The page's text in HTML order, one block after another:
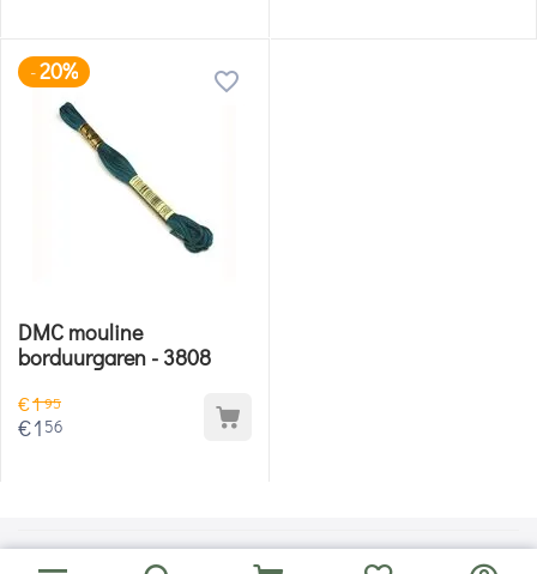
-20%
DMC mouline
borduurgaren - 3808
€195
€1 56